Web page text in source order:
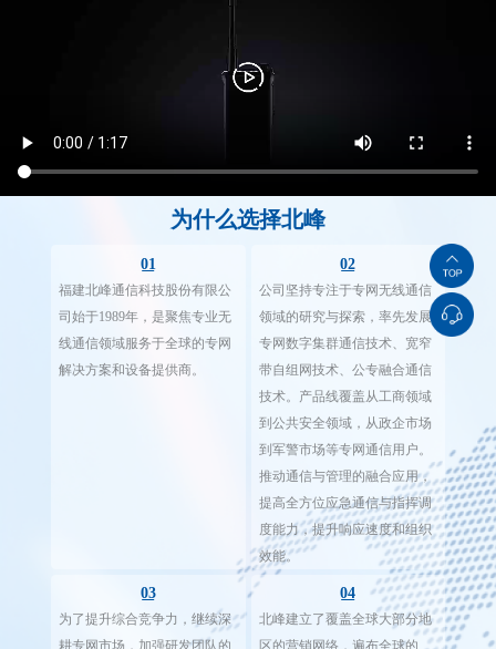
为什么选择北峰
01
福建北峰通信科技股份有限公
司始于1989年，是聚焦专业无
线通信领域服务于全球的专网
解决方案和设备提供商。
02
公司坚持专注于专网无线通信
领域的研究与探索，率先发展
专网数字集群通信技术、宽窄
带自组网技术、公专融合通信
技术。产品线覆盖从工商领域
到公共安全领域，从政企市场
到军警市场等专网通信用户。
推动通信与管理的融合应用，
提高全方位应急通信与指挥调
度能力，提升响应速度和组织
效能。
03
为了提升综合竞争力，继续深
耕专网市场，加强研发团队的
04
北峰建立了覆盖全球大部分地
区的营销网络，遍布全球的